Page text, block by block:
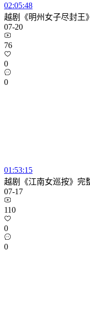
02:05:48
越剧《明州女子尽封王
07-20
76
0
0
01:53:15
越剧《江南女巡按》完
07-17
110
0
0